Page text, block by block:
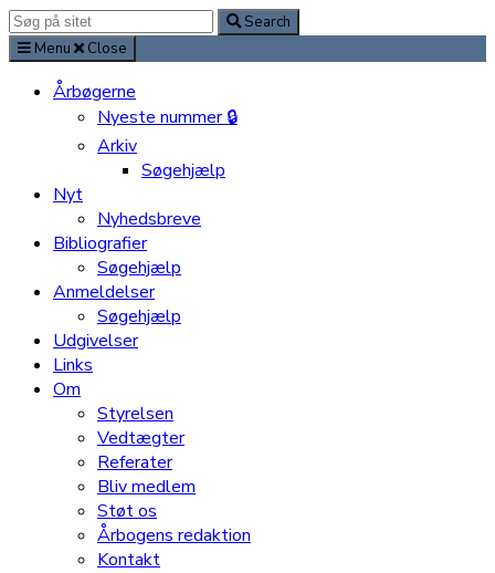
Search
for:
Search
Menu
Close
Årbøgerne
Nyeste nummer 🔒
Arkiv
Søgehjælp
Nyt
Nyhedsbreve
Bibliografier
Søgehjælp
Anmeldelser
Søgehjælp
Udgivelser
Links
Om
Styrelsen
Vedtægter
Referater
Bliv medlem
Støt os
Årbogens redaktion
Kontakt